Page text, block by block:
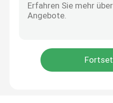
Handkaffeemühle
automatisches Milch